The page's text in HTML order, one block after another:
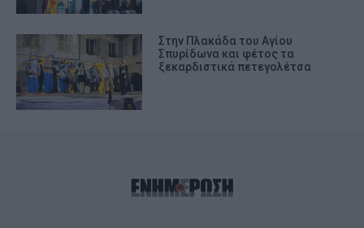
Στην Πλακάδα του Αγίου
Σπυρίδωνα και φέτος τα
ξεκαρδιστικά πετεγολέτσα